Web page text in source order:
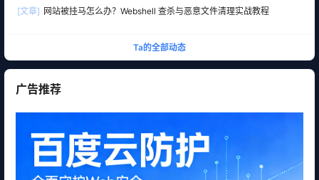
[文章] 网站被挂马怎么办？Webshell 查杀与恶意文件清理实战教程
Ta的全部动态
广告推荐